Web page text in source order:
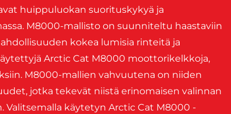
huippuluokan suorituskykyä ja
M8000-mallisto on suunniteltu haastaviin
kokea lumisia rinteitä ja
Arctic Cat M8000 moottorikelkkoja,
M8000-mallien vahvuutena on niiden
jotka tekevät niistä erinomaisen valinnan
käytetyn Arctic Cat M8000 -